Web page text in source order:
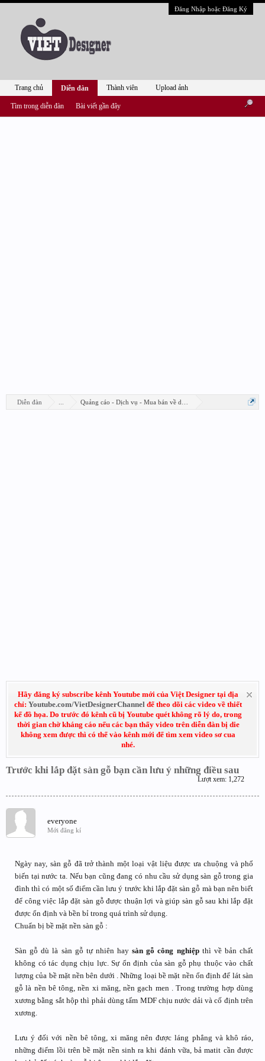
Đăng Nhập hoặc Đăng Ký
Diễn đàn Quảng cáo - Dịch vụ - Mua bán về design
Hãy đăng ký subscribe kênh Youtube mới của Việt Designer tại địa
chỉ: Youtube.com/VietDesignerChannel để theo dõi các video về thiết
kế đồ họa. Do trước đó kênh cũ bị Youtube quét không rõ lý do, trong
thời gian chờ kháng cáo nếu các bạn thấy video trên diễn đàn bị die
không xem được thì có thể vào kênh mới để tìm xem video sơ cua
nhé.
Trước khi lắp đặt sàn gỗ bạn cần lưu ý những điều sau
Lượt xem: 1,272
everyone
Mới đăng kí
Ngày nay, sàn gỗ đã trở thành một loại vật liệu được ưa chuộng và phổ
biến tại nước ta. Nếu bạn cũng đang có nhu cầu sử dụng sàn gỗ trong gia
đình thì có một số điểm cần lưu ý trước khi lắp đặt sàn gỗ mà bạn nên biết
để công việc lắp đặt sàn gỗ được thuận lợi và giúp sàn gỗ sau khi lắp đặt
được ổn định và bền bỉ trong quá trình sử dụng.
Chuẩn bị bề mặt nền sàn gỗ :
Sàn gỗ dù là sàn gỗ tự nhiên haysàn gỗ công nghiệpthì về bản chất
không có tác dụng chịu lực. Sự ổn định của sàn gỗ phụ thuộc vào chất
lượng của bề mặt nền bên dưới . Những loại bề mặt nền ổn định để lát sàn
gỗ là nền bê tông, nền xi măng, nền gạch men . Trong trường hợp dùng
xương bằng sắt hộp thì phải dùng tấm MDF chịu nước dải và cố định trên
xương.
Lưu ý đối với nền bê tông, xi măng nên được láng phẳng và khô ráo,
những điểm lồi trên bề mặt nền sinh ra khi đánh vữa, bả matit cần được
Trang chủ Diễn đàn
Tìm trong diễn đàn Bài viết gần đây
Thành viên Upload ảnh